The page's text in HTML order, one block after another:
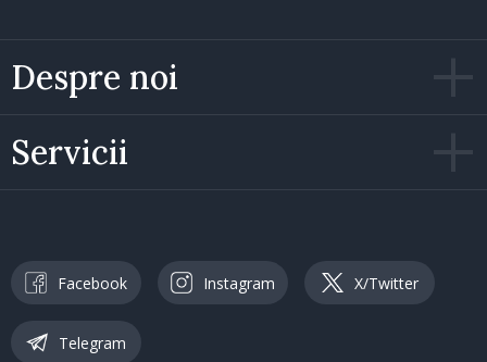
Despre noi
Servicii
Facebook Instagram X/Twitter
Telegram